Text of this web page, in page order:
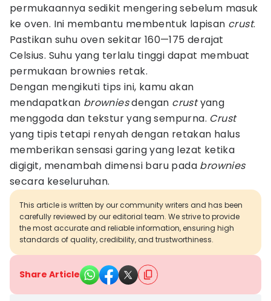
permukaannya sedikit mengering sebelum masuk
ke oven. Ini membantu membentuk lapisan crust.
Pastikan suhu oven sekitar 160—175 derajat
Celsius. Suhu yang terlalu tinggi dapat membuat
permukaan brownies retak.
Dengan mengikuti tips ini, kamu akan
mendapatkan browniesdengan crustyang
menggoda dan tekstur yang sempurna. Crust
yang tipis tetapi renyah dengan retakan halus
memberikan sensasi garing yang lezat ketika
digigit, menambah dimensi baru pada brownies
secara keseluruhan.
This article is written by our community writers and has been
carefully reviewed by our editorial team. We strive to provide
the most accurate and reliable information, ensuring high
standards of quality, credibility, and trustworthiness.
Share Article